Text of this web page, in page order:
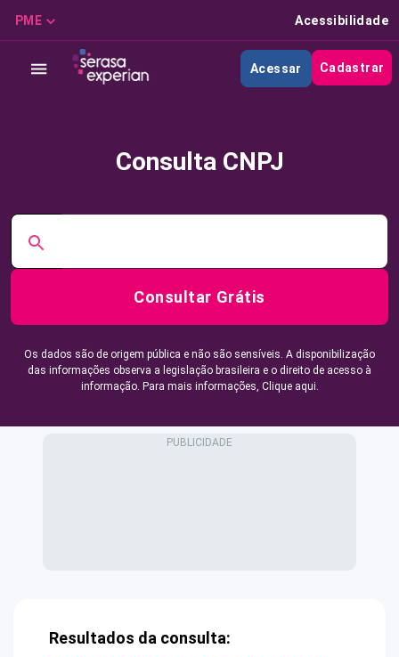
PME Acessibilidade
Acessar Cadastrar
Consulta CNPJ
Consultar Grátis
Os dados são de origem pública e não são sensíveis. A disponibilização
das informações observa a legislação brasileira e o direito de acesso à
informação. Para mais informações, Clique aqui.
Resultados da consulta: